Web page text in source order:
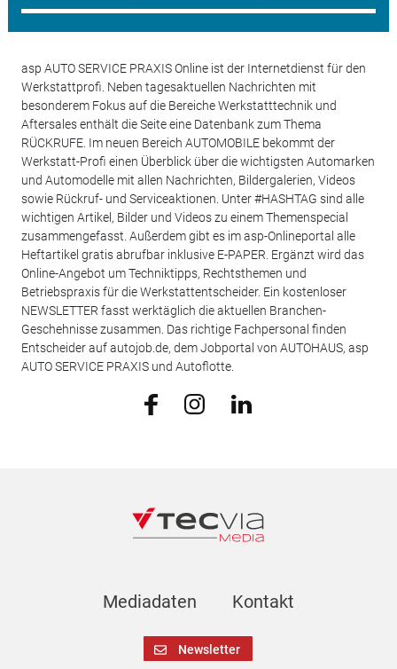
asp AUTO SERVICE PRAXIS Online ist der Internetdienst für den
Werkstattprofi. Neben tagesaktuellen Nachrichten mit
besonderem Fokus auf die Bereiche Werkstatttechnik und
Aftersales enthält die Seite eine Datenbank zum Thema
RÜCKRUFE. Im neuen Bereich AUTOMOBILE bekommt der
Werkstatt-Profi einen Überblick über die wichtigsten Automarken
und Automodelle mit allen Nachrichten, Bildergalerien, Videos
sowie Rückruf- und Serviceaktionen. Unter #HASHTAG sind alle
wichtigen Artikel, Bilder und Videos zu einem Themenspecial
zusammengefasst. Außerdem gibt es im asp-Onlineportal alle
Heftartikel gratis abrufbar inklusive E-PAPER. Ergänzt wird das
Online-Angebot um Techniktipps, Rechtsthemen und
Betriebspraxis für die Werkstattentscheider. Ein kostenloser
NEWSLETTER fasst werktäglich die aktuellen Branchen-
Geschehnisse zusammen. Das richtige Fachpersonal finden
Entscheider auf autojob.de, dem Jobportal von AUTOHAUS, asp
AUTO SERVICE PRAXIS und Autoflotte.
Mediadaten Kontakt
Newsletter